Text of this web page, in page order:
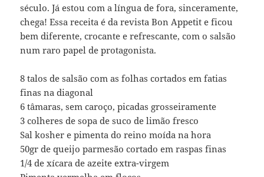
século. Já estou com a língua de fora, sinceramente,
chega! Essa receita é da revista Bon Appetit e ficou
bem diferente, crocante e refrescante, com o salsão
num raro papel de protagonista.
8 talos de salsão com as folhas cortados em fatias
finas na diagonal
6 tâmaras, sem caroço, picadas grosseiramente
3 colheres de sopa de suco de limão fresco
Sal kosher e pimenta do reino moída na hora
50gr de queijo parmesão cortado em raspas finas
1/4 de xícara de azeite extra-virgem